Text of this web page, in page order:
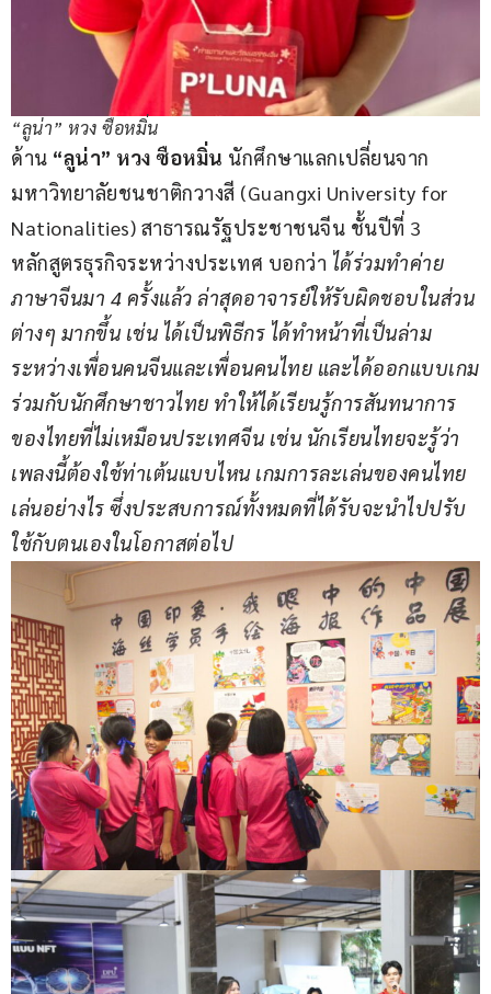
“ลูน่า” หวง ซือหมิ่น
ด้าน “ลูน่า” หวง ซือหมิ่น นักศึกษาแลกเปลี่ยนจาก
มหาวิทยาลัยชนชาติกวางสี (Guangxi University for
Nationalities) สาธารณรัฐประชาชนจีน ชั้นปีที่ 3
หลักสูตรธุรกิจระหว่างประเทศ บอกว่า ได้ร่วมทำค่าย
ภาษาจีนมา 4 ครั้งแล้ว ล่าสุดอาจารย์ให้รับผิดชอบในส่วน
ต่างๆ มากขึ้น เช่น ได้เป็นพิธีกร ได้ทำหน้าที่เป็นล่าม
ระหว่างเพื่อนคนจีนและเพื่อนคนไทย และได้ออกแบบเกม
ร่วมกับนักศึกษาชาวไทย ทำให้ได้เรียนรู้การสันทนาการ
ของไทยที่ไม่เหมือนประเทศจีน เช่น นักเรียนไทยจะรู้ว่า
เพลงนี้ต้องใช้ท่าเต้นแบบไหน เกมการละเล่นของคนไทย
เล่นอย่างไร ซึ่งประสบการณ์ทั้งหมดที่ได้รับจะนำไปปรับ
ใช้กับตนเองในโอกาสต่อไป